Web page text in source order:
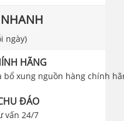
ngày)
HÃNG
bổ xung nguồn hàng chính
ĐÁO
vấn 24/7